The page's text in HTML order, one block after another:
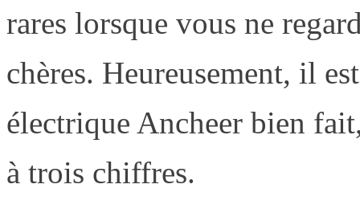
rares lorsque vous ne
chères. Heureusement, il
électrique Ancheer bien
à trois chiffres.